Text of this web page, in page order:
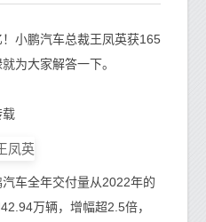
小鹏汽车总裁王凤英获165
为大家解答一下。
载
车全年交付量从2022年的
万辆，增幅超2.5倍，